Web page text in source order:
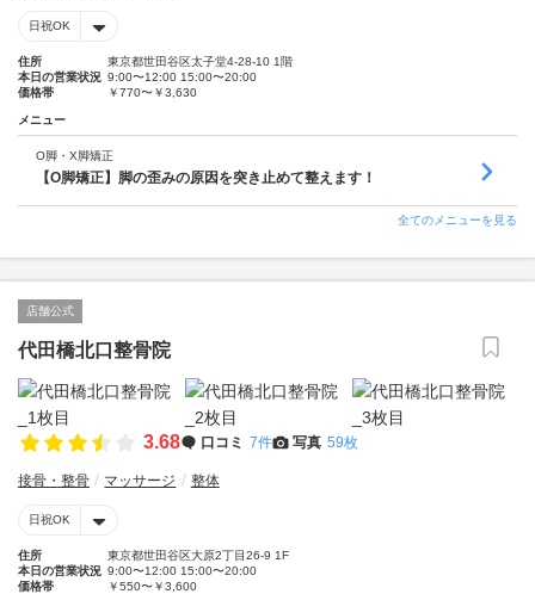
日祝OK
住所
東京都世田谷区太子堂4-28-10 1階
本日の営業状況 9:00〜12:00 15:00〜20:00
価格帯
￥770〜￥3,630
メニュー
O脚・X脚矯正
【O脚矯正】脚の歪みの原因を突き止めて整えます！
全てのメニューを見る
店舗公式
代田橋北口整骨院
3.68 口コミ 7件 写真 59枚
接骨・整骨 マッサージ 整体
日祝OK
住所
東京都世田谷区大原2丁目26-9 1F
本日の営業状況 9:00〜12:00 15:00〜20:00
価格帯
￥550〜￥3,600